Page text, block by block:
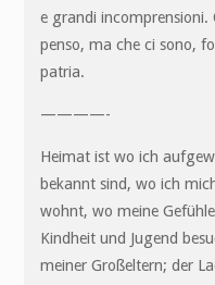
e grandi incomprensioni.
penso, ma che ci sono,
patria.
————-
Heimat ist wo ich
bekannt sind, wo ich
wohnt, wo meine
Kindheit und Jugend
meiner Großeltern; der